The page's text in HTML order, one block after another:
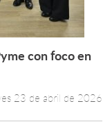
Leer más +
con foco en
23 de abril de 2026